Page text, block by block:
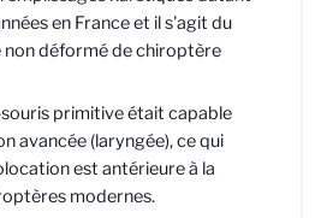
en France et il s'agit du
non déformé de chiroptère
primitive était capable
avancée (laryngée), ce qui
est antérieure à la
modernes.